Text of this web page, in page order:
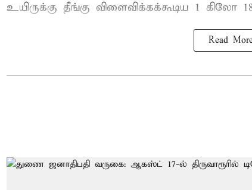
உயிருக்கு தீங்கு விளைவிக்கக்கூடிய 1 கிலோ
Read